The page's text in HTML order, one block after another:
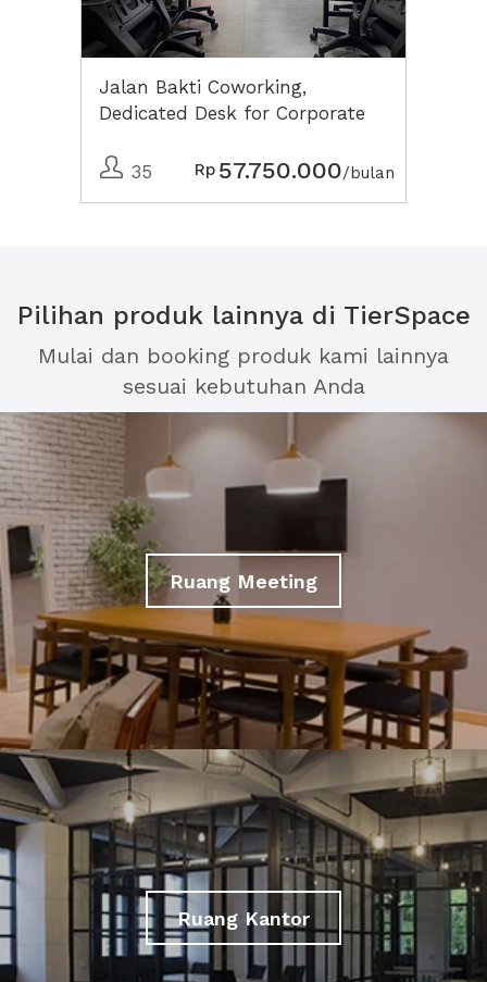
Jalan Bakti Coworking,
Dedicated Desk for Corporate
35 Rp 57.750.000/bulan
Pilihan produk lainnya di TierSpace
Mulai dan booking produk kami lainnya
sesuai kebutuhan Anda
Ruang Meeting
Ruang Kantor